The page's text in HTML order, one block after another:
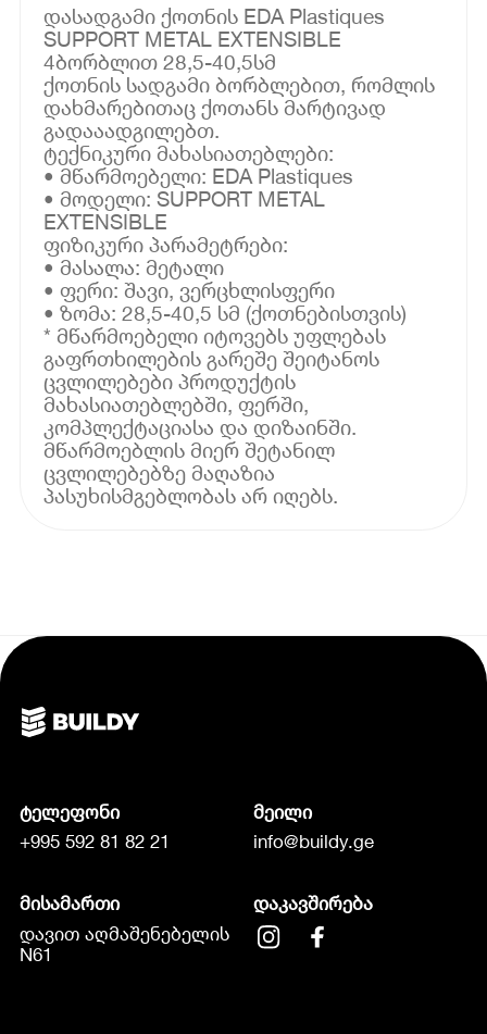
დასადგამი ქოთნის EDA Plastiques
SUPPORT METAL EXTENSIBLE
4ბორბლით 28,5-40,5სმ
ქოთნის სადგამი ბორბლებით, რომლის
დახმარებითაც ქოთანს მარტივად
გადააადგილებთ.
ტექნიკური მახასიათებლები:
• მწარმოებელი: EDA Plastiques
• მოდელი: SUPPORT METAL
EXTENSIBLE
ფიზიკური პარამეტრები:
• მასალა: მეტალი
• ფერი: შავი, ვერცხლისფერი
• ზომა: 28,5-40,5 სმ (ქოთნებისთვის)
* მწარმოებელი იტოვებს უფლებას
გაფრთხილების გარეშე შეიტანოს
ცვლილებები პროდუქტის
მახასიათებლებში, ფერში,
კომპლექტაციასა და დიზაინში.
მწარმოებლის მიერ შეტანილ
ცვლილებებზე მაღაზია
პასუხისმგებლობას არ იღებს.
ტელეფონი
+995 592 81 82 21
მეილი
info@buildy.ge
მისამართი
დავით აღმაშენებელის
N61
დაკავშირება